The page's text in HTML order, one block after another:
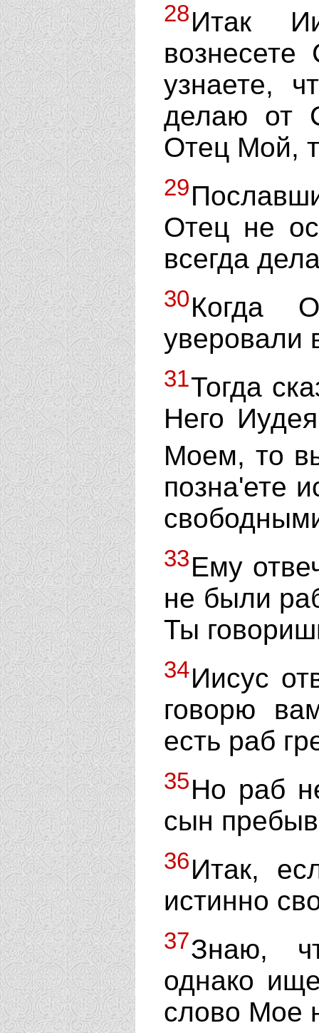
28Итак
вознесете
узнаете,
делаю от
Отец Мой,
29
Отец не
всегда
30Когда
уверовали
31Тогда
Него
Моем, то
позна'ете
33Ему
не были
Ты
34Иисус
говорю
есть раб
35Но раб
сын
36Итак,
истинно
37Знаю,
однако
слово Мое